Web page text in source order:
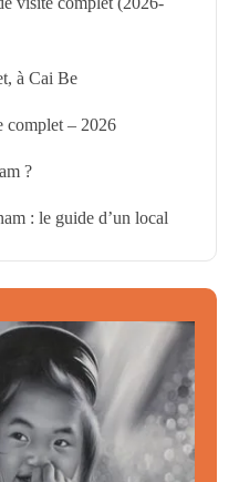
à Cai Be
complet – 2026
?
: le guide d’un local